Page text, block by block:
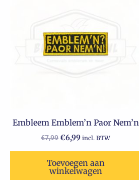
Embleem Emblem’n Paor Nem’n
€7,99€6,99 incl. BTW
Toevoegen aan
winkelwagen